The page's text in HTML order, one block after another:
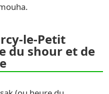
le-Petit
du shour et de